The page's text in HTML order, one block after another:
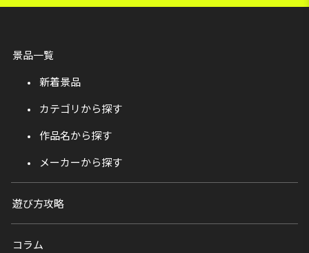
景品一覧
新着景品
カテゴリから探す
作品名から探す
メーカーから探す
遊び方攻略
コラム